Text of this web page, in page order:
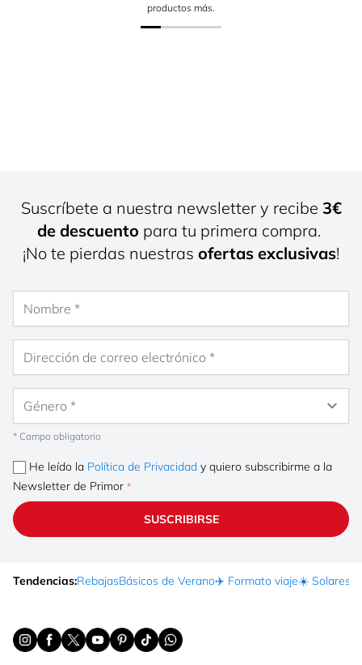
productos más.
Suscríbete a nuestra newsletter y recibe 3€
de descuento para tu primera compra.
¡No te pierdas nuestras ofertas exclusivas!
* Campo obligatorio
He leído la Política de Privacidad y quiero subscribirme a la
Newsletter de Primor
SUSCRIBIRSE
Tendencias:RebajasBásicos de Verano✈️ Formato viaje☀️ Solares